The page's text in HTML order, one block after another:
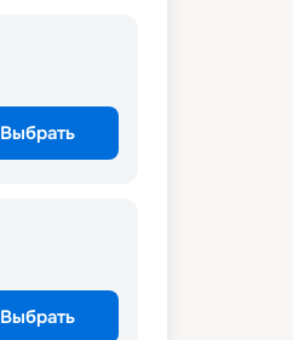
Выбрать
Выбрать